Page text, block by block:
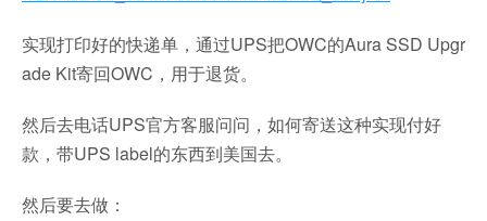
实现打印好的快递单，通过UPS把OWC的Aura SSD Upgr
ade Kit寄回OWC，用于退货。
然后去电话UPS官方客服问问，如何寄送这种实现付好
款，带UPS label的东西到美国去。
然后要去做：